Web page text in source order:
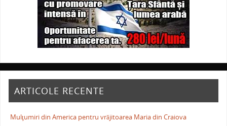
ARTICOLE RECENTE
Mulţumiri din America pentru vrăjitoarea Maria din Craiova